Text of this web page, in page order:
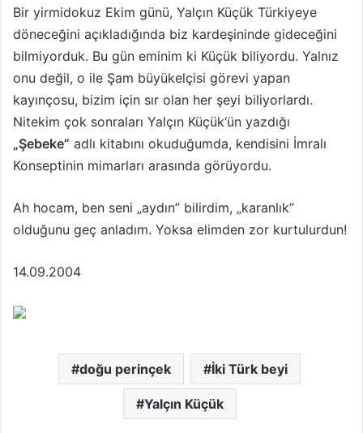
Bir yirmidokuz Ekim günü, Yalçın Küçük Türkiyeye
döneceğini açıkladığında biz kardeşininde gideceğini
bilmiyorduk. Bu gün eminim ki Küçük biliyordu. Yalnız
onu değil, o­ ile Şam büyükelçisi görevi yapan
kayınçosu, bizim için sır olan her şeyi biliyorlardı.
Nitekim çok sonraları Yalçın Küçük‘ün yazdığı
„Şebeke” adlı kitabını okuduğumda, kendisini İmralı
Konseptinin mimarları arasında görüyordu.
Ah hocam, ben seni „aydın” bilirdim, „karanlık”
olduğunu geç anladım. Yoksa elimden zor kurtulurdun!
14.09.2004
doğu perinçek İki Türk beyi
Yalçın Küçük